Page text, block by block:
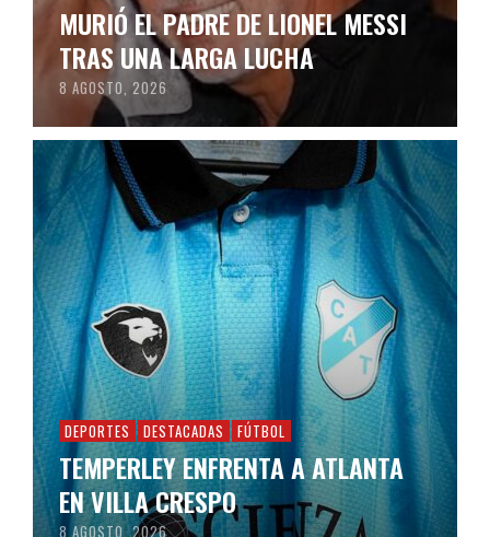
MURIÓ EL PADRE DE LIONEL MESSI
TRAS UNA LARGA LUCHA
8 AGOSTO, 2026
DEPORTES DESTACADAS FÚTBOL
TEMPERLEY ENFRENTA A ATLANTA
EN VILLA CRESPO
8 AGOSTO, 2026